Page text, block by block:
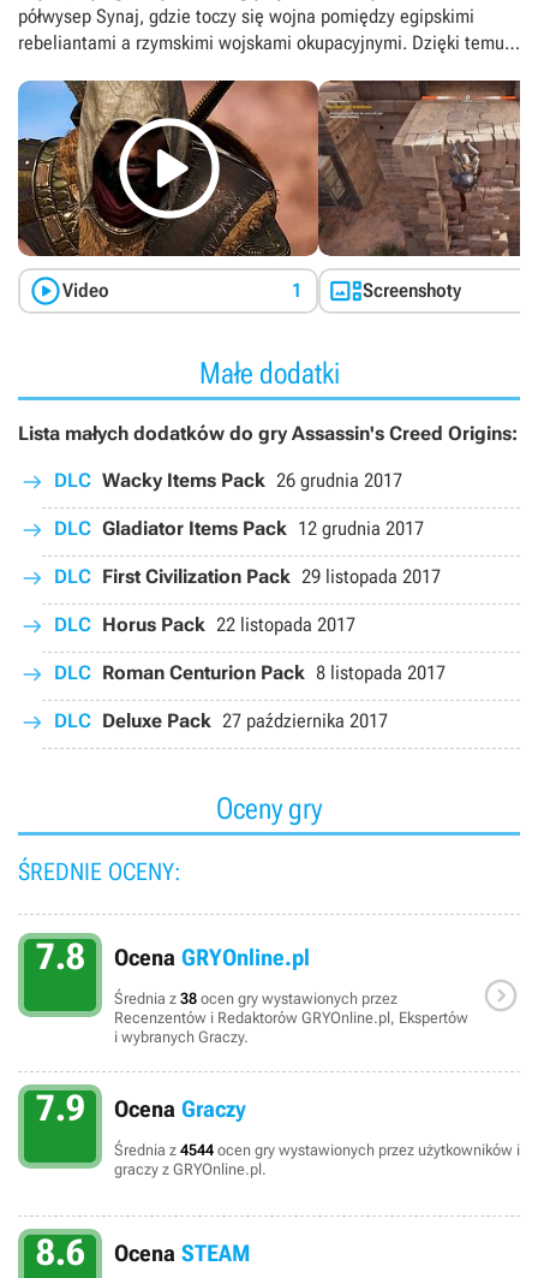
półwysep Synaj, gdzie toczy się wojna pomiędzy egipskimi
rebeliantami a rzymskimi wojskami okupacyjnymi. Dzięki temu
tytułowych Asasynów. Assassin's Creed Origins: The Hidden
Ones nie wprowadza większych zmian w mechanice rozgrywki –
autorzy ze studia Ubisoft Montreal pokusili się jedynie o
podniesienie limitu doświadczenia zdobywanego przez
głównego bohatera. Poza tym jednak add-on wnosi zupełnie
nowy teren, gdzie oprócz rozmaitych misji fabularnych na
sprawdzenie czeka szereg zróżnicowanych aktywności
pobocznych.

Video 1 Screenshoty
Małe dodatki
Lista małych dodatków do gry Assassin's Creed Origins:
DLC Wacky Items Pack 26 grudnia 2017
DLC Gladiator Items Pack 12 grudnia 2017
DLC First Civilization Pack 29 listopada 2017
DLC Horus Pack 22 listopada 2017
DLC Roman Centurion Pack 8 listopada 2017
DLC Deluxe Pack 27 października 2017
Oceny gry
ŚREDNIE OCENY:
7.8 Ocena GRYOnline.pl
Średnia z 38 ocen gry wystawionych przez
Recenzentów i Redaktorów GRYOnline.pl, Ekspertów
i wybranych Graczy.

7.9 Ocena Graczy
Średnia z 4544 ocen gry wystawionych przez użytkowników i
graczy z GRYOnline.pl.
8.6 Ocena STEAM